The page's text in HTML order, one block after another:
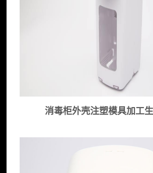
消毒柜外壳注塑模具加工